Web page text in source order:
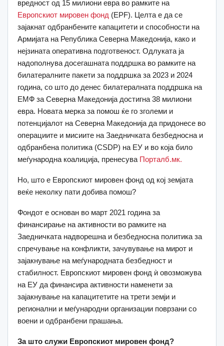
вредност од 15 милиони евра во рамките на
Европскиот мировен фонд (EPF). Целта е да се
зајакнат одбранбените капацитети и способности на
Армијата на Република Северна Македонија, како и
нејзината оперативна подготвеност. Одлуката ја
надополнува досегашната поддршка во рамките на
билатералните пакети за поддршка за 2023 и 2024
година, со што до денес билатералната поддршка на
ЕМФ за Северна Македонија достигна 38 милиони
евра. Новата мерка за помош ќе го зголеми и
потенцијалот на Северна Македонија да придонесе во
операциите и мисиите на Заедничката безбедносна и
одбранбена политика (CSDP) на ЕУ и во која било
меѓународна коалиција, пренесува Порталб.мк.
Но, што е Европскиот мировен фонд од кој земјата
веќе неколку пати добива помош?
Фондот е основан во март 2021 година за
финансирање на активности во рамките на
Заедничката надворешна и безбедносна политика за
спречување на конфликти, зачувување на мирот и
зајакнување на меѓународната безбедност и
стабилност. Европскиот мировен фонд ѝ овозможува
на ЕУ да финансира активности наменети за
зајакнување на капацитетите на трети земји и
регионални и меѓународни организации поврзани со
воени и одбранбени прашања.
За што служи Европскиот мировен фонд?